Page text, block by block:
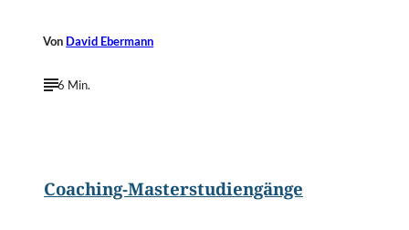
Von David Ebermann
6 Min.
Coaching-Masterstudiengänge